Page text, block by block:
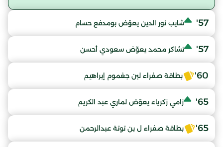
57' شايب نور الدين يعوّض بومدفع حسام
57' تشاكر محمد يعوّض سعودي أحسن
60' بطاقة صفراء لبن جغموم إبراهيم
65' زامي زكرياء يعوّض لماري عبد الكريم
65' بطاقة صفراء ل بن توتة عبدالرحمن